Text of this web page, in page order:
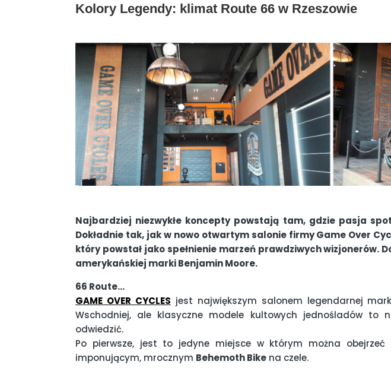
Kolory Legendy: klimat Route 66 w Rzeszowie
Najbardziej niezwykłe koncepty powstają tam, gdzie pasja
Dokładnie tak, jak w nowo otwartym salonie firmy Game Over
który powstał jako spełnienie marzeń prawdziwych wizjonerów.
amerykańskiej marki Benjamin Moore.
66 Route…
GAME OVER CYCLES jest największym salonem legendarnej
Wschodniej, ale klasyczne modele kultowych jednośladów
odwiedzić.
Po pierwsze, jest to jedyne miejsce w którym można
imponującym, mrocznym Behemoth Bike na czele.